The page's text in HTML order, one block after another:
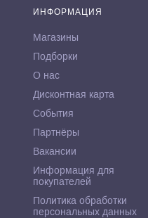
ИНФОРМАЦИЯ
Магазины
Подборки
О нас
Дисконтная карта
События
Партнёры
Вакансии
Информация для
покупателей
Политика обработки
персональных данных